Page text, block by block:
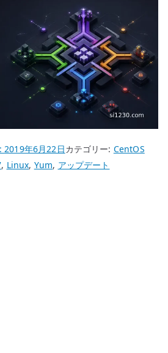
2019年6月22日カテゴリー: CentOS
, Linux, Yum, アップデート